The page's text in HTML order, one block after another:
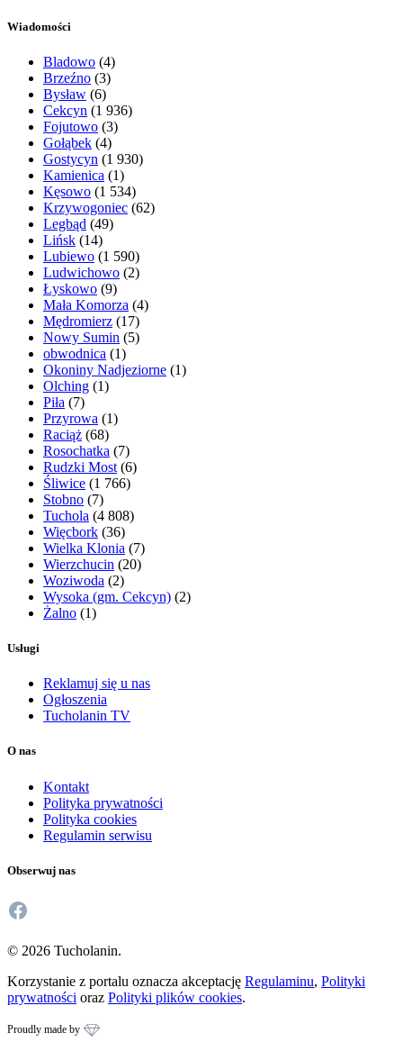
Wiadomości
Bladowo (4)
Brzeźno (3)
Bysław (6)
Cekcyn (1 936)
Fojutowo (3)
Gołąbek (4)
Gostycyn (1 930)
Kamienica (1)
Kęsowo (1 534)
Krzywogoniec (62)
Legbąd (49)
Lińsk (14)
Lubiewo (1 590)
Ludwichowo (2)
Łyskowo (9)
Mała Komorza (4)
Mędromierz (17)
Nowy Sumin (5)
obwodnica (1)
Okoniny Nadjeziorne (1)
Olching (1)
Piła (7)
Przyrowa (1)
Raciąż (68)
Rosochatka (7)
Rudzki Most (6)
Śliwice (1 766)
Stobno (7)
Tuchola (4 808)
Więcbork (36)
Wielka Klonia (7)
Wierzchucin (20)
Woziwoda (2)
Wysoka (gm. Cekcyn) (2)
Żalno (1)
Usługi
Reklamuj się u nas
Ogłoszenia
Tucholanin TV
O nas
Kontakt
Polityka prywatności
Polityka cookies
Regulamin serwisu
Obserwuj nas
Facebook
© 2026 Tucholanin.
Korzystanie z portalu oznacza akceptację Regulaminu, Polityki
prywatności oraz Polityki plików cookies.
Proudly made by